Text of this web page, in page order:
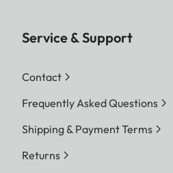
Service & Support
Contact
Frequently Asked Questions
Shipping & Payment Terms
Returns